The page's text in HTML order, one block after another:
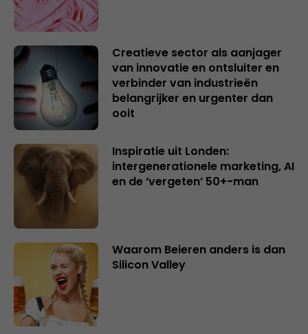
Creatieve sector als aanjager
van innovatie en ontsluiter en
verbinder van industrieën
belangrijker en urgenter dan
ooit
Inspiratie uit Londen:
intergenerationele marketing, AI
en de ‘vergeten’ 50+-man
Waarom Beieren anders is dan
Silicon Valley